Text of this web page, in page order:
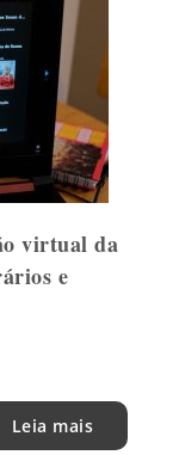
virtual da
e
Leia mais